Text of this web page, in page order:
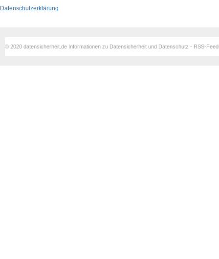
Datenschutzerklärung
© 2020 datensicherheit.de Informationen zu Datensicherheit und Datenschutz - RSS-